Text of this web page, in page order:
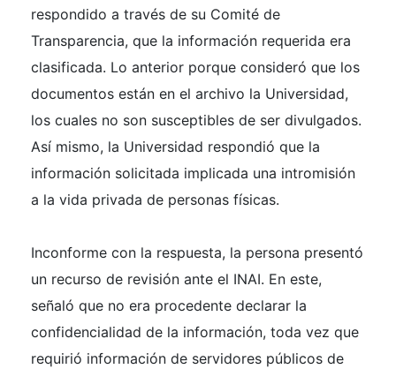
respondido a través de su Comité de
Transparencia, que la información requerida era
clasificada. Lo anterior porque consideró que los
documentos están en el archivo la Universidad,
los cuales no son susceptibles de ser divulgados.
Así mismo, la Universidad respondió que la
información solicitada implicada una intromisión
a la vida privada de personas físicas.
Inconforme con la respuesta, la persona presentó
un recurso de revisión ante el INAI. En este,
señaló que no era procedente declarar la
confidencialidad de la información, toda vez que
requirió información de servidores públicos de